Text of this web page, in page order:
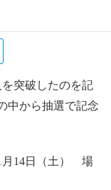
突破したのを記
中から抽選で記念
月14日（土） 場